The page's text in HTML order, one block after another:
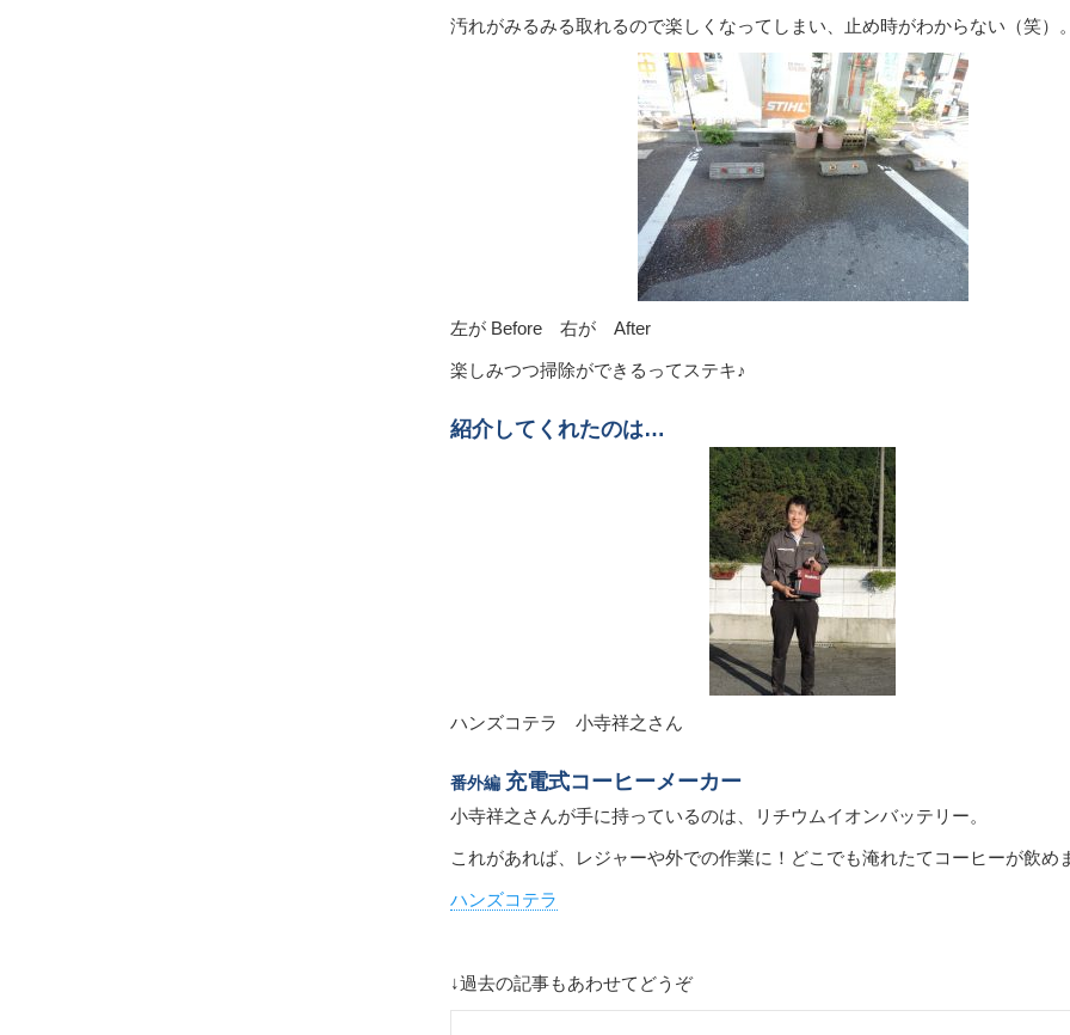
汚れがみるみる取れるので楽しくなってしまい、止め時がわからない（笑）
左が Before 右が After
楽しみつつ掃除ができるってステキ♪
紹介してくれたのは…
ハンズコテラ 小寺祥之さん
番外編 充電式コーヒーメーカー
小寺祥之さんが手に持っているのは、リチウムイオンバッテリー。
これがあれば、レジャーや外での作業に！どこでも淹れたてコーヒーが飲め
ハンズコテラ
↓過去の記事もあわせてどうぞ